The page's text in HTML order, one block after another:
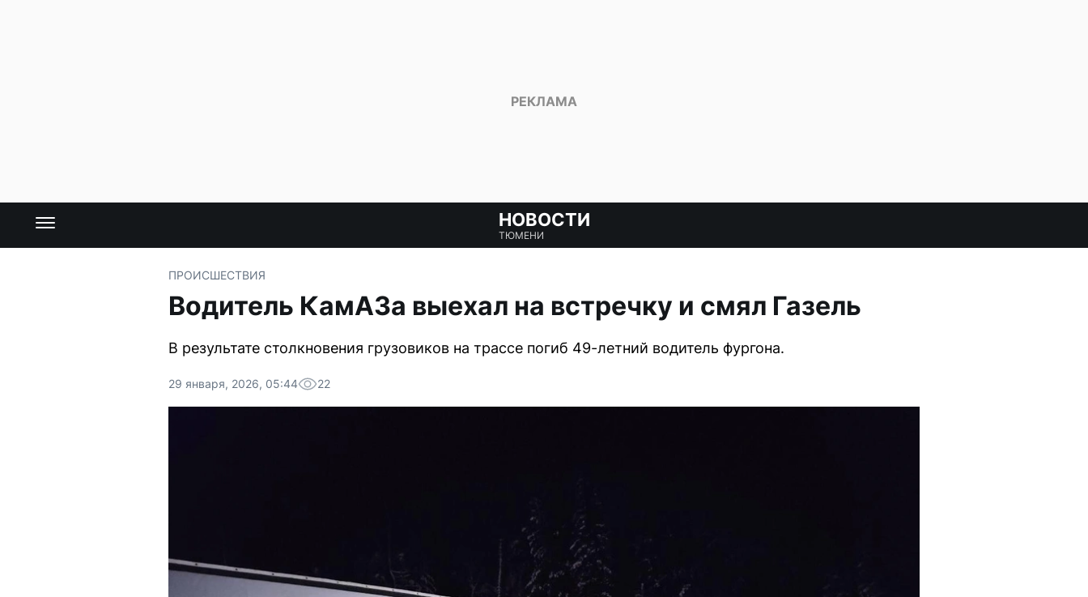
НОВОСТИ
ТЮМЕНИ
ПРОИСШЕСТВИЯ
Водитель КамАЗа выехал на встречку и смял Газель
В результате столкновения грузовиков на трассе погиб 49-летний водитель фургона.
29 января, 2026, 05:44 22